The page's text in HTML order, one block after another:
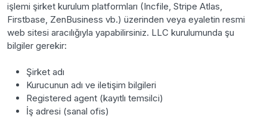
işlemi şirket kurulum platformları (Incfile, Stripe Atlas,
Firstbase, ZenBusiness vb.) üzerinden veya eyaletin resmi
web sitesi aracılığıyla yapabilirsiniz. LLC kurulumunda şu
bilgiler gerekir:
Şirket adı
Kurucunun adı ve iletişim bilgileri
Registered agent (kayıtlı temsilci)
İş adresi (sanal ofis)